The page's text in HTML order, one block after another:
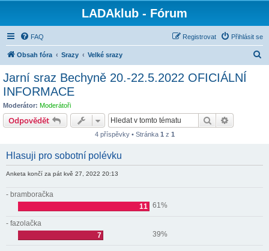
LADAklub - Fórum
FAQ Přihlásit se
Registrovat
Obsah fóra Srazy Velké srazy
Jarní sraz Bechyně 20.-22.5.2022 OFICIÁLNÍ
INFORMACE
Moderátor: Moderátoři
Odpovědět Hledat
4 příspěvky • Stránka 1 z 1
Hlasuji pro sobotní polévku
Anketa končí za pát kvě 27, 2022 20:13
- bramboračka
11
61%
- fazolačka
7
39%